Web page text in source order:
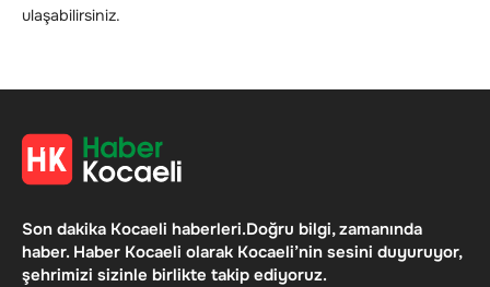
ulaşabilirsiniz.
Son dakika Kocaeli haberleri.Doğru bilgi, zamanında
haber. Haber Kocaeli olarak Kocaeli’nin sesini duyuruyor,
şehrimizi sizinle birlikte takip ediyoruz.